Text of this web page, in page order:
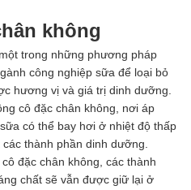
không
trong những phương pháp
công nghiệp sữa để loại bỏ
hương vị và giá trị dinh dưỡng.
cô đặc chân không, nơi áp
có thể bay hơi ở nhiệt độ thấp
thành phần dinh dưỡng.
đặc chân không, các thành
chất sẽ vẫn được giữ lại ở